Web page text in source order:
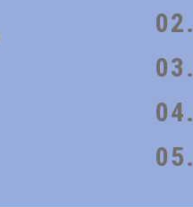
02.
03.
04.
05.